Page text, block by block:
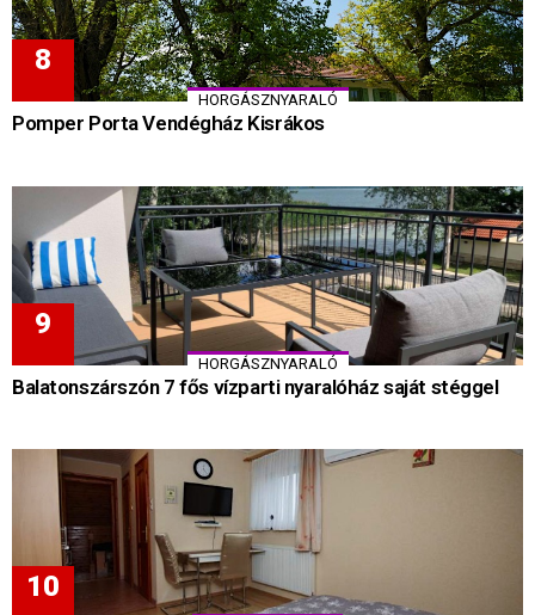
HORGÁSZNYARALÓ
Pomper Porta Vendégház Kisrákos
HORGÁSZNYARALÓ
Balatonszárszón 7 fős vízparti nyaralóház saját stéggel